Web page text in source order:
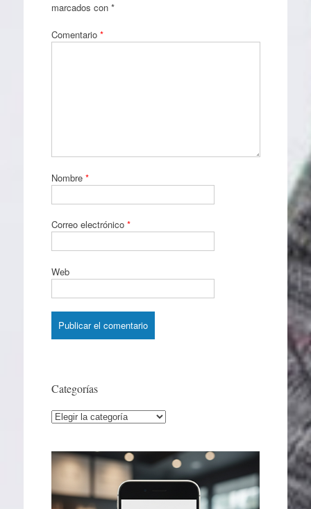
marcados con *
Comentario *
Nombre *
Correo electrónico *
Web
Categorías
Categorías